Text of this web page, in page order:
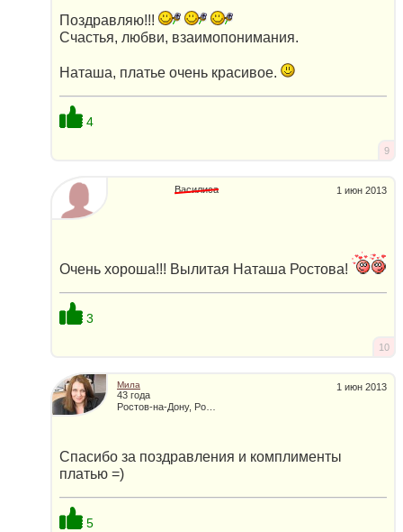
Поздравляю!!!
Счастья, любви, взаимопонимания.
Наташа, платье очень красивое.
4
9
1 июн 2013
Василиса
Очень хороша!!! Вылитая Наташа Ростова!
3
10
1 июн 2013
Мила
43 года
Спасибо за поздравления и комплименты
платью =)
5